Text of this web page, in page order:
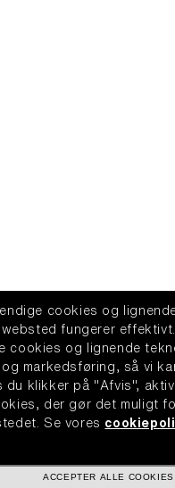
cookies og
fungerer effektivt.
cookies og lignende
markedsføring, så vi
du klikker på "Afvis",
der gør det muligt
Se vores
ACCEPTER ALLE COOKIES